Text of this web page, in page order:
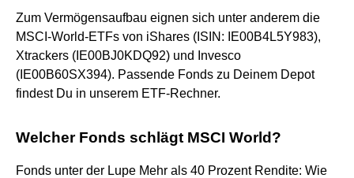
Zum Vermögensaufbau eignen sich unter anderem die
MSCI-World-ETFs von iShares (ISIN: IE00B4L5Y983),
Xtrackers (IE00BJ0KDQ92) und Invesco
(IE00B60SX394). Passende Fonds zu Deinem Depot
findest Du in unserem ETF-Rechner.
Welcher Fonds schlägt MSCI World?
Fonds unter der Lupe Mehr als 40 Prozent Rendite: Wie